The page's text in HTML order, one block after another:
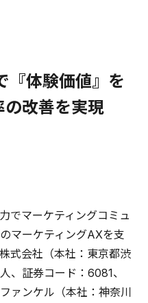
『体験価値』を
の改善を実現
でマーケティングコミュ
マーケティングAXを支
式会社（本社：東京都渋
、証券コード：6081、
ァンケル（本社：神奈川